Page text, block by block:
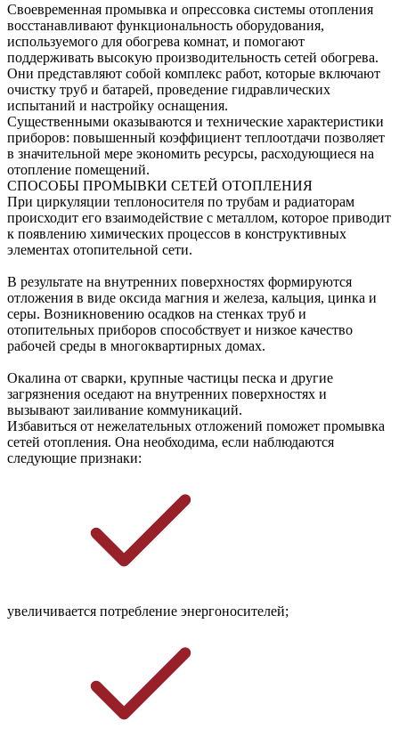
Своевременная промывка и опрессовка системы отопления
восстанавливают функциональность оборудования,
используемого для обогрева комнат, и помогают
поддерживать высокую производительность сетей обогрева.
Они представляют собой комплекс работ, которые включают
очистку труб и батарей, проведение гидравлических
испытаний и настройку оснащения.
Существенными оказываются и технические характеристики
приборов: повышенный коэффициент теплоотдачи позволяет
в значительной мере экономить ресурсы, расходующиеся на
отопление помещений.
СПОСОБЫ ПРОМЫВКИ СЕТЕЙ ОТОПЛЕНИЯ
При циркуляции теплоносителя по трубам и радиаторам
происходит его взаимодействие с металлом, которое приводит
к появлению химических процессов в конструктивных
элементах отопительной сети.
В результате на внутренних поверхностях формируются
отложения в виде оксида магния и железа, кальция, цинка и
серы. Возникновению осадков на стенках труб и
отопительных приборов способствует и низкое качество
рабочей среды в многоквартирных домах.
Окалина от сварки, крупные частицы песка и другие
загрязнения оседают на внутренних поверхностях и
вызывают заиливание коммуникаций.
Избавиться от нежелательных отложений поможет промывка
сетей отопления. Она необходима, если наблюдаются
следующие признаки:
увеличивается потребление энергоносителей;